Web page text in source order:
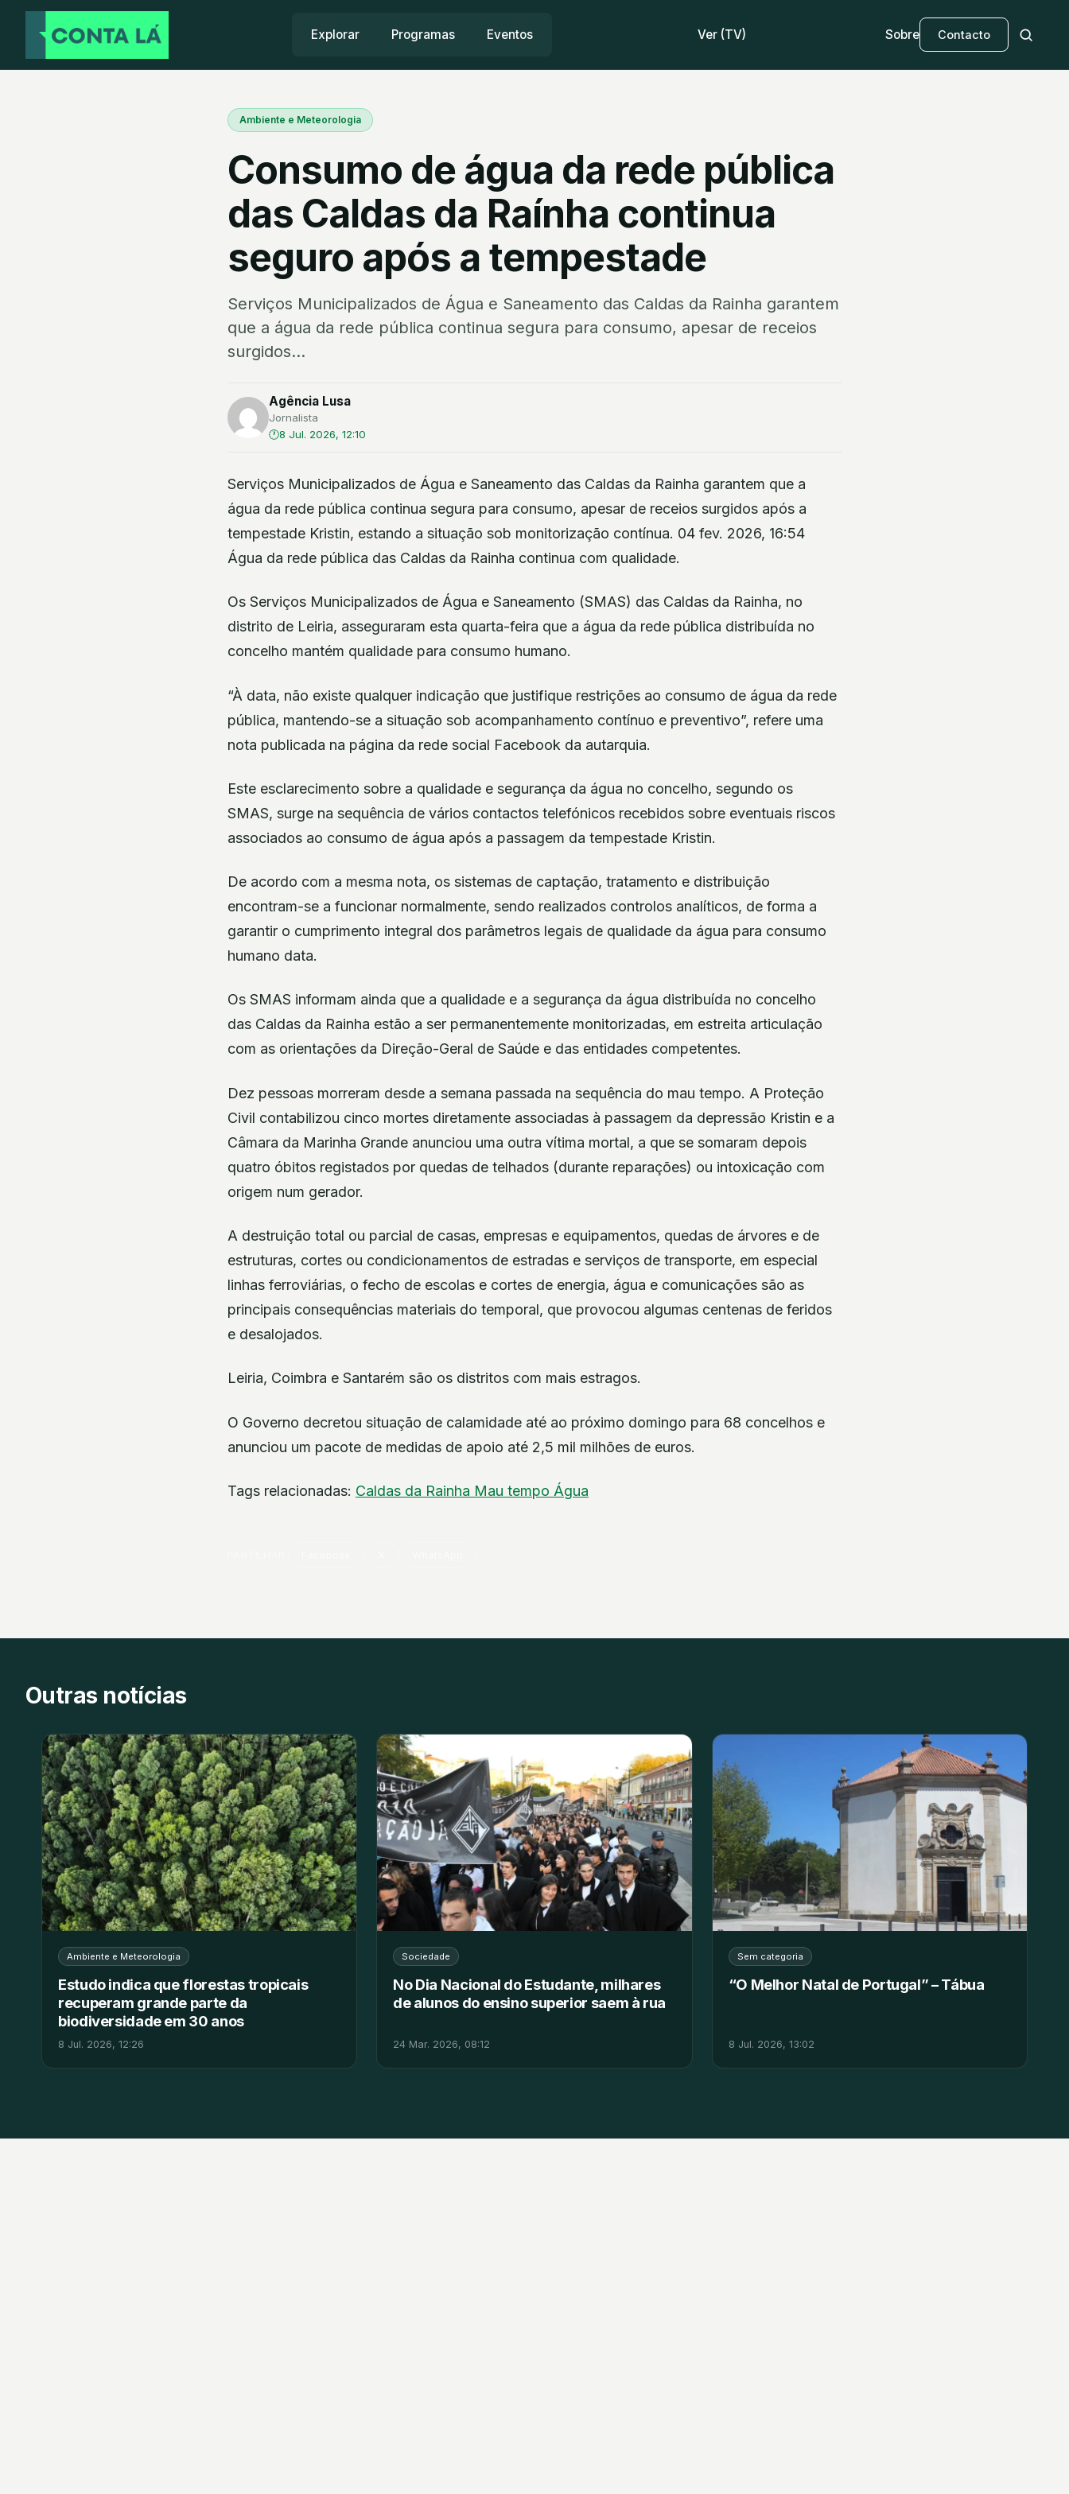
Explorar Programas Eventos Ver (TV) Sobre Contacto
Ambiente e Meteorologia
Consumo de água da rede pública
das Caldas da Raínha continua
seguro após a tempestade
Serviços Municipalizados de Água e Saneamento das Caldas da Rainha garantem
que a água da rede pública continua segura para consumo, apesar de receios
surgidos...
Agência Lusa
Jornalista
8 Jul. 2026, 12:10
Serviços Municipalizados de Água e Saneamento das Caldas da Rainha garantem que a
água da rede pública continua segura para consumo, apesar de receios surgidos após a
tempestade Kristin, estando a situação sob monitorização contínua. 04 fev. 2026, 16:54
Água da rede pública das Caldas da Rainha continua com qualidade.
Os Serviços Municipalizados de Água e Saneamento (SMAS) das Caldas da Rainha, no
distrito de Leiria, asseguraram esta quarta-feira que a água da rede pública distribuída no
concelho mantém qualidade para consumo humano.
“À data, não existe qualquer indicação que justifique restrições ao consumo de água da rede
pública, mantendo-se a situação sob acompanhamento contínuo e preventivo”, refere uma
nota publicada na página da rede social Facebook da autarquia.
Este esclarecimento sobre a qualidade e segurança da água no concelho, segundo os
SMAS, surge na sequência de vários contactos telefónicos recebidos sobre eventuais riscos
associados ao consumo de água após a passagem da tempestade Kristin.
De acordo com a mesma nota, os sistemas de captação, tratamento e distribuição
encontram-se a funcionar normalmente, sendo realizados controlos analíticos, de forma a
garantir o cumprimento integral dos parâmetros legais de qualidade da água para consumo
humano data.
Os SMAS informam ainda que a qualidade e a segurança da água distribuída no concelho
das Caldas da Rainha estão a ser permanentemente monitorizadas, em estreita articulação
com as orientações da Direção-Geral de Saúde e das entidades competentes.
Dez pessoas morreram desde a semana passada na sequência do mau tempo. A Proteção
Civil contabilizou cinco mortes diretamente associadas à passagem da depressão Kristin e a
Câmara da Marinha Grande anunciou uma outra vítima mortal, a que se somaram depois
quatro óbitos registados por quedas de telhados (durante reparações) ou intoxicação com
origem num gerador.
A destruição total ou parcial de casas, empresas e equipamentos, quedas de árvores e de
estruturas, cortes ou condicionamentos de estradas e serviços de transporte, em especial
linhas ferroviárias, o fecho de escolas e cortes de energia, água e comunicações são as
principais consequências materiais do temporal, que provocou algumas centenas de feridos
e desalojados.
Leiria, Coimbra e Santarém são os distritos com mais estragos.
O Governo decretou situação de calamidade até ao próximo domingo para 68 concelhos e
anunciou um pacote de medidas de apoio até 2,5 mil milhões de euros.
Tags relacionadas: Caldas da Rainha Mau tempo Água
Outras notícias
Ambiente e Meteorologia
Estudo indica que florestas tropicais
recuperam grande parte da
biodiversidade em 30 anos
8 Jul. 2026, 12:26
Sociedade
No Dia Nacional do Estudante, milhares
de alunos do ensino superior saem à rua
24 Mar. 2026, 08:12
Sem categoria
“O Melhor Natal de Portugal” – Tábua
8 Jul. 2026, 13:02